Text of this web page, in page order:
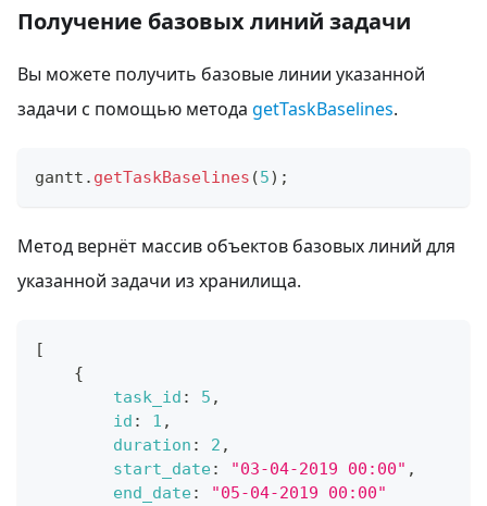
Получение базовых линий задачи
Вы можете получить базовые линии указанной
задачи с помощью метода getTaskBaselines.
gantt . getTaskBaselines (5) ;
Метод вернёт массив объектов базовых линий для
указанной задачи из хранилища.
[
{
task_id : 5 ,
id : 1 ,
duration : 2 ,
start_date: "03-04-2019 00:00" ,
end_date:
"05-04-2019 00:00"